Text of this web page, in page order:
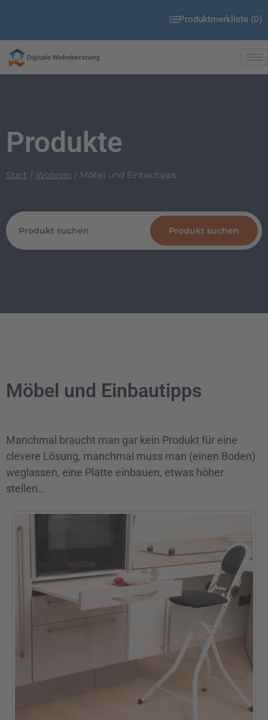
Produktmerkliste (0)
Produkte
Start Wohnen Möbel und Einbautipps
Produkt suchen
Möbel und Einbautipps
Manchmal braucht man gar kein Produkt für eine
clevere Lösung, manchmal muss man (einen Boden)
weglassen, eine Platte einbauen, etwas höher
stellen…